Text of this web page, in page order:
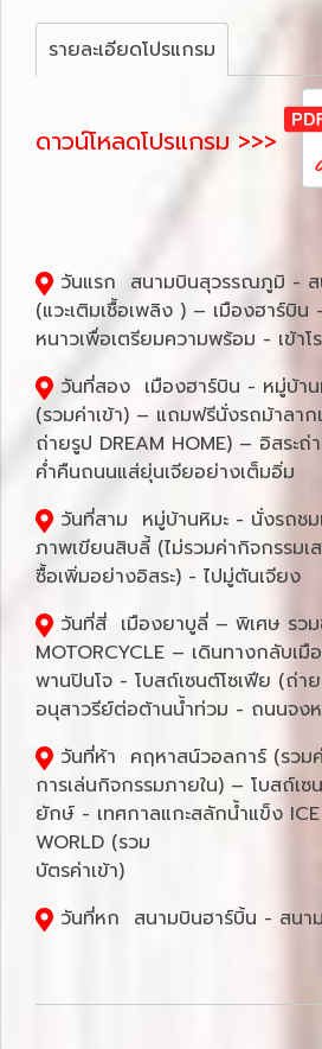
รายละเอียดโปรแกรม
ดาวน์โหลดโปรแกรม >>>
วันแรก สนามบินสุวรรณภูมิ - ส
(แวะเติมเชื้อเพลิง ) – เมืองฮาร์บิน
หนาวเพื่อเตรียมความพร้อม - เข้า
วันที่สอง เมืองฮาร์บิน - หมู่บ้าน
(รวมค่าเข้า) – แถมฟรีนั่งรถม้าลา
ถ่ายรูป DREAM HOME) – อิสระ
ค่ำคืนถนนแส่ยุ่นเจียอย่างเต็มอิ่ม
วันที่สาม หมู่บ้านหิมะ - นั่งรถช
ภาพเขียนสิบลี้ (ไม่รวมค่ากิจกรรมเ
ซื้อเพิ่มอย่างอิสระ) - ไปมู่ตันเจียง
วันที่สี่ เมืองยาบูลี่ – พิเศษ รวม
MOTORCYCLE – เดินทางกลับเ
พานปินโจ - โบสถ์เซนต์โซเฟีย (ถ่า
อนุสาวรีย์ต่อต้านน้ำท่วม - ถนนจง
วันที่ห้า คฤหาสน์วอลการ์ (รวมค่
การเล่นกิจกรรมภายใน) – โบสถ์เ
ยักษ์ - เทศกาลแกะสลักน้ำแข็ง
WORLD (รวม
บัตรค่าเข้า)
วันที่หก สนามบินฮาร์บิ้น - สนา